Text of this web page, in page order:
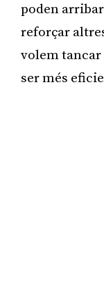
poden
reforçar
volem
ser més